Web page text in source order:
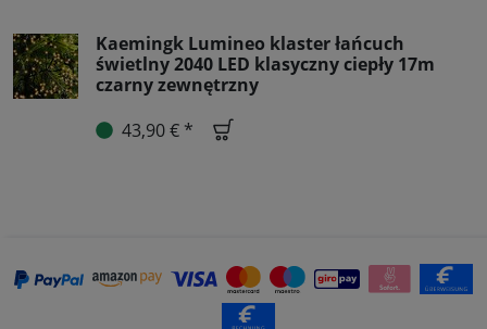
Kaemingk Lumineo klaster łańcuch
świetlny 2040 LED klasyczny ciepły 17m
czarny zewnętrzny
43,90 € *